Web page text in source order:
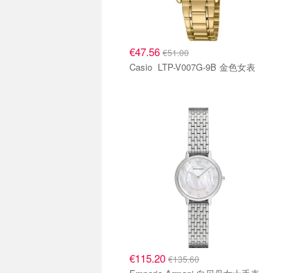
€47.56 €51.00
Casio LTP-V007G-9B 金色女表
€115.20 €135.60